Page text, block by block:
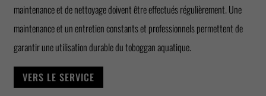
maintenance et de nettoyage doivent être effectués régulièrement. Une
maintenance et un entretien constants et professionnels permettent de
garantir une utilisation durable du toboggan aquatique.
VERS LE SERVICE